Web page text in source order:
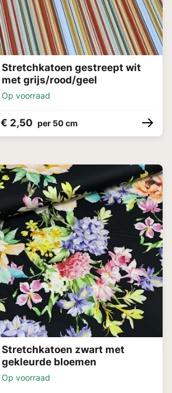
Stretchkatoen gestreept wit
met grijs/rood/geel
Op voorraad
€ 2,50 per 50 cm
Stretchkatoen zwart met
gekleurde bloemen
Op voorraad